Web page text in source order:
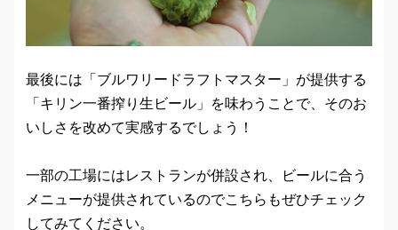
最後には「ブルワリードラフトマスター」が提供する
「キリン一番搾り生ビール」を味わうことで、そのお
いしさを改めて実感するでしょう！
一部の工場にはレストランが併設され、ビールに合う
メニューが提供されているのでこちらもぜひチェック
してみてください。